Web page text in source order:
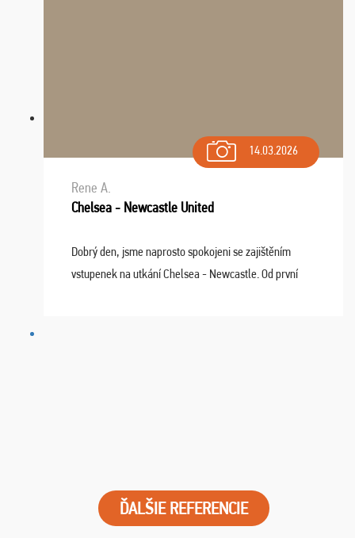
14.03.2026
Rene A.
Chelsea - Newcastle United
Dobrý den, jsme naprosto spokojeni se zajištěním
vstupenek na utkání Chelsea - Newcastle. Od první
ĎALŠIE REFERENCIE